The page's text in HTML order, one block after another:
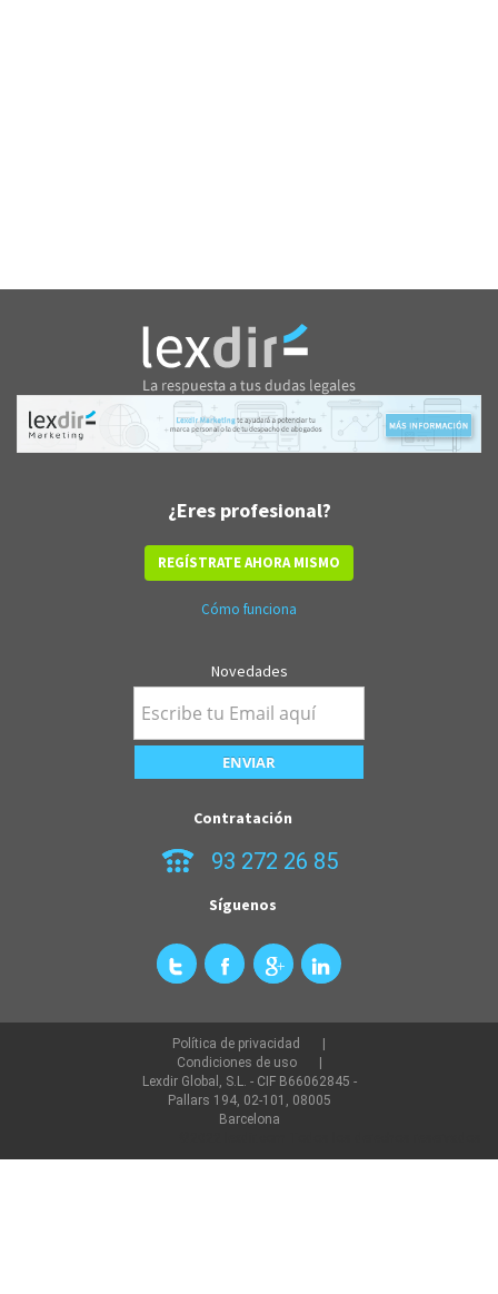
¿Eres profesional?
REGÍSTRATE AHORA MISMO
Cómo funciona
Novedades
Contratación
93 272 26 85
Síguenos
Política de privacidad
Condiciones de uso
Lexdir Global, S.L. - CIF B66062845 -
Pallars 194, 02-101, 08005
Barcelona